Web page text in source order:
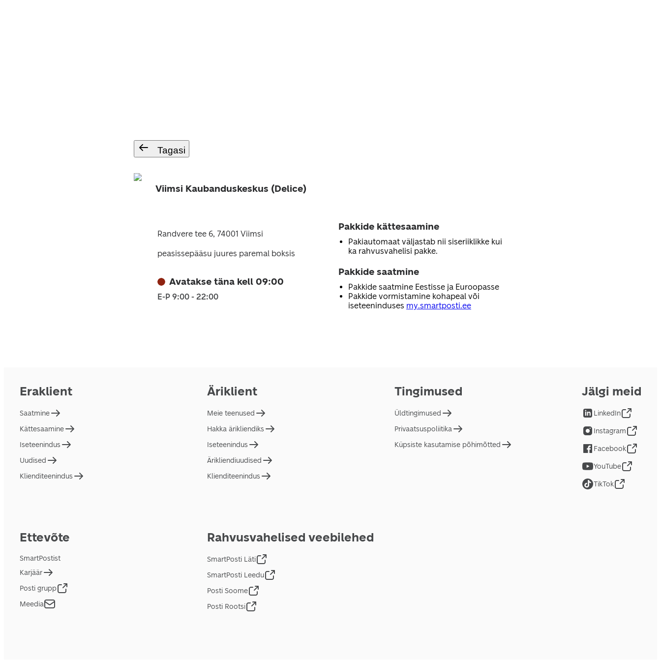
Tagasi
Viimsi Kaubanduskeskus (Delice)
Randvere tee 6, 74001 Viimsi
peasissepääsu juures paremal boksis
Avatakse täna kell 09:00
E-P 9:00 - 22:00
Pakkide kättesaamine
Pakiautomaat väljastab nii siseriiklikke kui
ka rahvusvahelisi pakke.
Pakkide saatmine
Pakkide saatmine Eestisse ja Euroopasse
Pakkide vormistamine kohapeal või
iseteeninduses my.smartposti.ee
Eraklient
Saatmine
Kättesaamine
Iseteenindus
Uudised
Klienditeenindus
Äriklient
Meie teenused
Hakka ärikliendiks
Iseteenindus
Ärikliendiuudised
Klienditeenindus
Tingimused
Üldtingimused
Privaatsuspoliitika
Küpsiste kasutamise põhimõtted
Ettevõte
SmartPostist
Karjäär
Posti grupp
Meedia
Rahvusvahelised veebilehed
SmartPosti Läti
SmartPosti Leedu
Posti Soome
Posti Rootsi
Jälgi meid
LinkedIn
Instagram
Facebook
YouTube
TikTok